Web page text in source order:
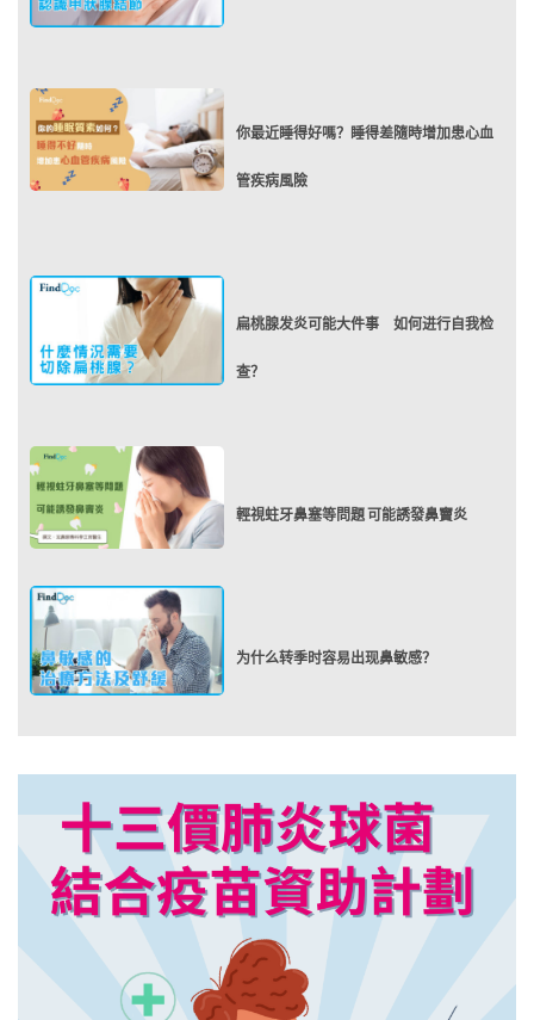
你最近睡得好嗎？睡得差隨時增加患心血
管疾病風險
扁桃腺发炎可能大件事 如何进行自我检
查？
輕視蛀牙鼻塞等問題 可能誘發鼻竇炎
为什么转季时容易出现鼻敏感？